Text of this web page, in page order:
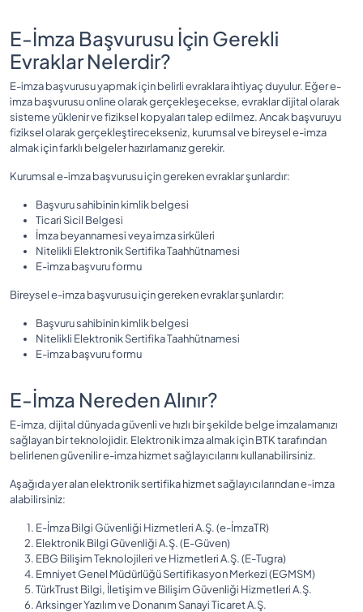
E-İmza Başvurusu İçin Gerekli
Evraklar Nelerdir?
E-imza başvurusu yapmak için belirli evraklara ihtiyaç duyulur. Eğer e-
imza başvurusu online olarak gerçekleşecekse, evraklar dijital olarak
sisteme yüklenir ve fiziksel kopyaları talep edilmez. Ancak başvuruyu
fiziksel olarak gerçekleştirecekseniz, kurumsal ve bireysel e-imza
almak için farklı belgeler hazırlamanız gerekir.
Kurumsal e-imza başvurusu için gereken evraklar şunlardır:
Başvuru sahibinin kimlik belgesi
Ticari Sicil Belgesi
İmza beyannamesi veya imza sirküleri
Nitelikli Elektronik Sertifika Taahhütnamesi
E-imza başvuru formu
Bireysel e-imza başvurusu için gereken evraklar şunlardır:
Başvuru sahibinin kimlik belgesi
Nitelikli Elektronik Sertifika Taahhütnamesi
E-imza başvuru formu
E-İmza Nereden Alınır?
E-imza, dijital dünyada güvenli ve hızlı bir şekilde belge imzalamanızı
sağlayan bir teknolojidir. Elektronik imza almak için BTK tarafından
belirlenen güvenilir e-imza hizmet sağlayıcılarını kullanabilirsiniz.
Aşağıda yer alan elektronik sertifika hizmet sağlayıcılarından e-imza
alabilirsiniz:
E-İmza Bilgi Güvenliği Hizmetleri A.Ş. (e-İmzaTR)
Elektronik Bilgi Güvenliği A.Ş. (E-Güven)
EBG Bilişim Teknolojileri ve Hizmetleri A.Ş. (E-Tugra)
Emniyet Genel Müdürlüğü Sertifikasyon Merkezi (EGMSM)
TürkTrust Bilgi, İletişim ve Bilişim Güvenliği Hizmetleri A.Ş.
Arksinger Yazılım ve Donanım Sanayi Ticaret A.Ş.